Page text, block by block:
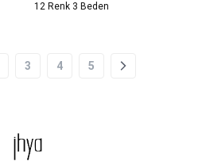
12 Renk 3 Beden
3 4 5